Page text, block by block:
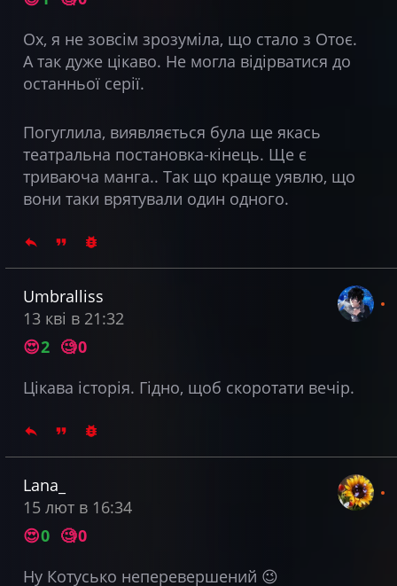
Ох, я не зовсім зрозуміла, що стало з Отоє.
А так дуже цікаво. Не могла відірватися до
останньої серії.
Погуглила, виявляється була ще якась
театральна постановка-кінець. Ще є
триваюча манга.. Так що краще уявлю, що
вони таки врятували один одного.
Umbralliss
13 кві в 21:32
😍2 🧐0
Цікава історія. Гідно, щоб скоротати вечір.
Lana_
15 лют в 16:34
😍0 🧐0
Ну Котусько неперевершений 😉